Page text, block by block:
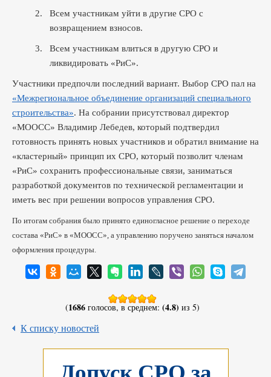
2.
Всем участникам уйти в другие СРО с
возвращением взносов.
3.
Всем участникам влиться в другую СРО и
ликвидировать «РиС».
Участники предпочли последний вариант. Выбор СРО пал на
«Межрегиональное объединение организаций специального
строительства». На собрании присутствовал директор
«МООСС» Владимир Лебедев, который подтвердил
готовность принять новых участников и обратил внимание на
«кластерный» принцип их СРО, который позволит членам
«РиС» сохранить профессиональные связи, заниматься
разработкой документов по технической регламентации и
иметь вес при решении вопросов управления СРО.
По итогам собрания было принято единогласное решение о переходе
состава «РиС» в «МООСС», а управлению поручено заняться началом
оформления процедуры.
(1686 голосов, в среднем: (4.8) из 5)
К списку новостей